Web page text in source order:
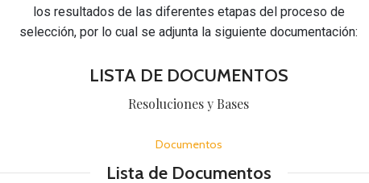
MOF (Manual de
los resultados de las diferentes etapas del proceso de
selección, por lo cual se adjunta la siguiente documentación:
LISTA DE DOCUMENTOS
Resoluciones y Bases
Documentos
Lista de Documentos